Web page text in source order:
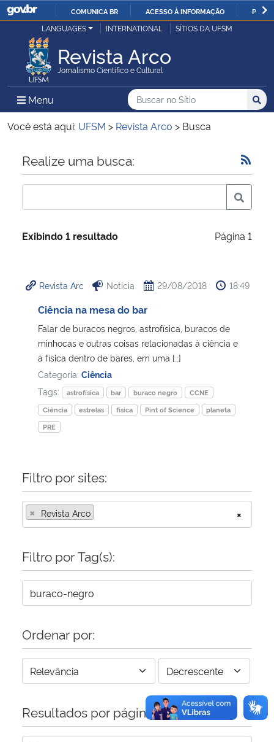
IR
O
COMUNICA BR ACESSO À INFORMAÇÃO
Ministério da Justiça e Segurança Pública
Ministério da Defesa
Ministério das Relações Exteriores
Ministério da Economia
Ministério da Infraestrutura
Ministério da Cidadania
Ministério de Minas e Energia
Ministério da Ciência, Tecnologia, Inovações e Comunicações
Ministério do Meio Ambiente
Ministério do Desenvolvimento Regional
Controladoria-Geral da União
Secretaria-Geral
Gabinete de Segurança Institucional
Advocacia-Geral da União
Banco Central do Brasil
LANGUAGES INTERNATIONAL SÍTIOS DA UFSM
Revista Arco
Jornalismo Científico e Cultural
Menu Menu Principal do Sítio
Busca
Buscar no no Sítio
Busca:
Você está aqui: UFSM > Revista Arco > Busca
Início do conteúdo
Realize uma busca:
Exibindo 1 resultado Página 1
Revista Arc Notícia 29/08/2018 18:49
Ciência na mesa do bar
Falar de buracos negros, astrofísica, buracos de
minhocas e outras coisas relacionadas à ciência e
à física dentro de bares, em uma […]
Categoria: Ciência
Tags:
astrofísica bar buraco negro
CCNE
Ciência
estrelas física Pint of Science
planeta
PRE
Filtro por sites:
×
× Revista Arco
Filtro por Tag(s):
Ordenar por:
Resultados por página: